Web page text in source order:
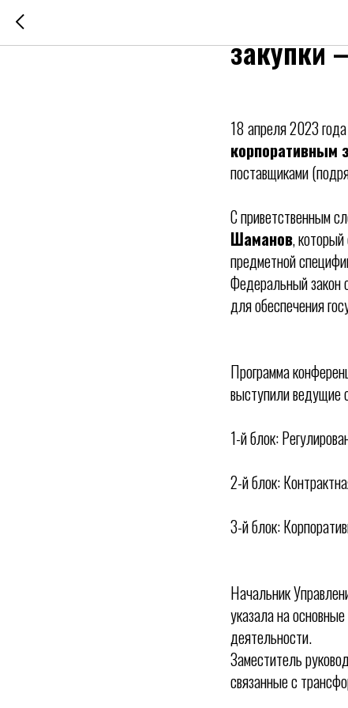
Итоги II
закупки
18 апреля 2023
корпоративным
поставщиками
С приветственным
Шаманов,
предметной
Федеральный закон
для обеспечения
Программа
выступили ведущие
1-й блок:
2-й блок:
3-й блок:
Начальник
указала на
деятельности.
Заместитель
связанные с